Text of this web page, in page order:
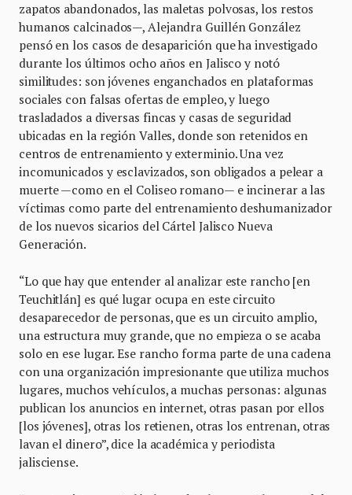
zapatos abandonados, las maletas polvosas, los restos
humanos calcinados—, Alejandra Guillén González
pensó en los casos de desaparición que ha investigado
durante los últimos ocho años en Jalisco y notó
similitudes: son jóvenes enganchados en plataformas
sociales con falsas ofertas de empleo, y luego
trasladados a diversas fincas y casas de seguridad
ubicadas en la región Valles, donde son retenidos en
centros de entrenamiento y exterminio. Una vez
incomunicados y esclavizados, son obligados a pelear a
muerte —como en el Coliseo romano— e incinerar a las
víctimas como parte del entrenamiento deshumanizador
de los nuevos sicarios del Cártel Jalisco Nueva
Generación.
“Lo que hay que entender al analizar este rancho [en
Teuchitlán] es qué lugar ocupa en este circuito
desaparecedor de personas, que es un circuito amplio,
una estructura muy grande, que no empieza o se acaba
solo en ese lugar. Ese rancho forma parte de una cadena
con una organización impresionante que utiliza muchos
lugares, muchos vehículos, a muchas personas: algunas
publican los anuncios en internet, otras pasan por ellos
[los jóvenes], otras los retienen, otras los entrenan, otras
lavan el dinero”, dice la académica y periodista
jalisciense.